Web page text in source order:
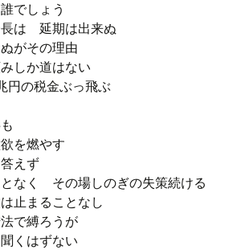
でしょう
長は 延期は出来ぬ
がその理由
しか道はない
円の税金ぶっ飛ぶ
を燃やす
えず
なく その場しのぎの失策続ける
止まることなし
で縛ろうが
くはずない